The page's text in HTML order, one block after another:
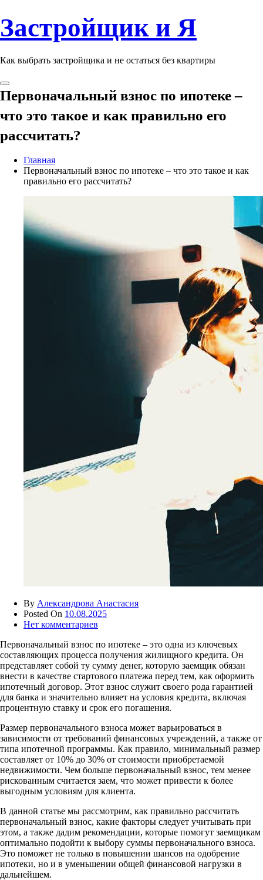
Застройщик и Я
Как выбрать застройщика и не остаться без квартиры
Первоначальный взнос по ипотеке –
что это такое и как правильно его
рассчитать?
Главная
Первоначальный взнос по ипотеке – что это такое и как
правильно его рассчитать?
By Александрова Анастасия
Posted On 10.08.2025
Нет комментариев
Первоначальный взнос по ипотеке – это одна из ключевых
составляющих процесса получения жилищного кредита. Он
представляет собой ту сумму денег, которую заемщик обязан
внести в качестве стартового платежа перед тем, как оформить
ипотечный договор. Этот взнос служит своего рода гарантией
для банка и значительно влияет на условия кредита, включая
процентную ставку и срок его погашения.
Размер первоначального взноса может варьироваться в
зависимости от требований финансовых учреждений, а также от
типа ипотечной программы. Как правило, минимальный размер
составляет от 10% до 30% от стоимости приобретаемой
недвижимости. Чем больше первоначальный взнос, тем менее
рискованным считается заем, что может привести к более
выгодным условиям для клиента.
В данной статье мы рассмотрим, как правильно рассчитать
первоначальный взнос, какие факторы следует учитывать при
этом, а также дадим рекомендации, которые помогут заемщикам
оптимально подойти к выбору суммы первоначального взноса.
Это поможет не только в повышении шансов на одобрение
ипотеки, но и в уменьшении общей финансовой нагрузки в
дальнейшем.